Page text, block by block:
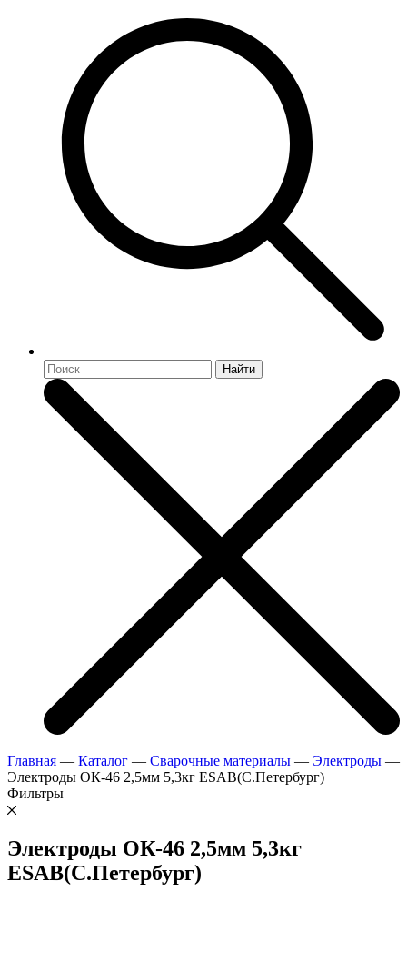
Найти
Главная — Каталог — Сварочные материалы — Электроды —
Электроды ОК-46 2,5мм 5,3кг ESAB(С.Петербург)
Фильтры
Электроды ОК-46 2,5мм 5,3кг
ESAB(С.Петербург)